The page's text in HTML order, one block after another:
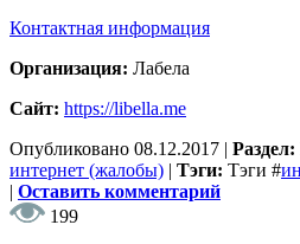
Контактная информация
Организация: Лабела
Сайт: https://libella.me
Опубликовано 08.12.2017 | Раздел:
интернет (жалобы) | Тэги: Тэги #
| Оставить комментарий
199